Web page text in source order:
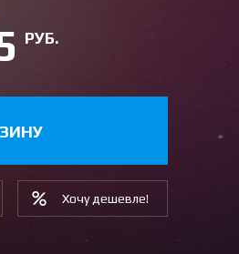
РУБ.
Хочу дешевле!